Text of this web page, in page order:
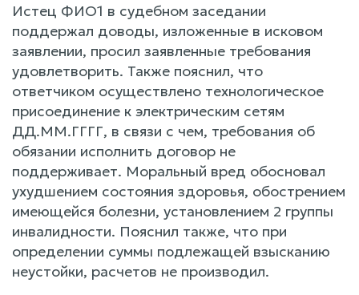
Истец ФИО1 в судебном заседании
поддержал доводы, изложенные в исковом
заявлении, просил заявленные требования
удовлетворить. Также пояснил, что
ответчиком осуществлено технологическое
присоединение к электрическим сетям
ДД.ММ.ГГГГ, в связи с чем, требования об
обязании исполнить договор не
поддерживает. Моральный вред обосновал
ухудшением состояния здоровья, обострением
имеющейся болезни, установлением 2 группы
инвалидности. Пояснил также, что при
определении суммы подлежащей взысканию
неустойки, расчетов не производил.